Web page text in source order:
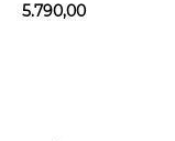
5.790,00